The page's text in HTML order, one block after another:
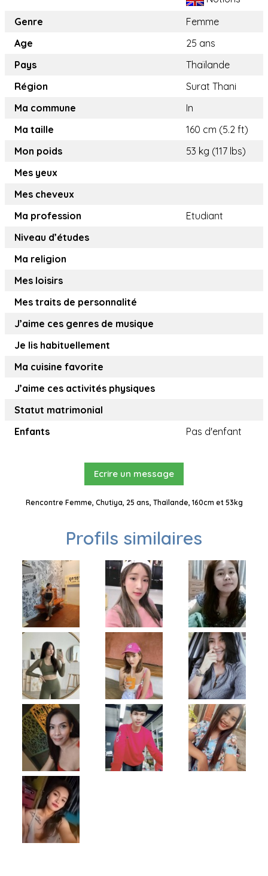
Genre
Femme
Age
25 ans
Pays
Thaïlande
Région
Surat Thani
Ma commune
In
Ma taille
160 cm (5.2 ft)
Mon poids
53 kg (117 lbs)
Mes yeux
Mes cheveux
Ma profession
Etudiant
Niveau d’études
Ma religion
Mes loisirs
Mes traits de personnalité
J’aime ces genres de musique
Je lis habituellement
Ma cuisine favorite
J’aime ces activités physiques
Statut matrimonial
Enfants
Pas d'enfant
Ecrire un message
Rencontre Femme, Chutiya, 25 ans, Thaïlande, 160cm et 53kg
Profils similaires